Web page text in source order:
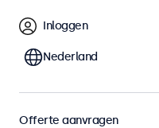
diverse
waarmee ze naadloos te
Filter (0)
Inloggen
Nederland
Offerte aanvragen